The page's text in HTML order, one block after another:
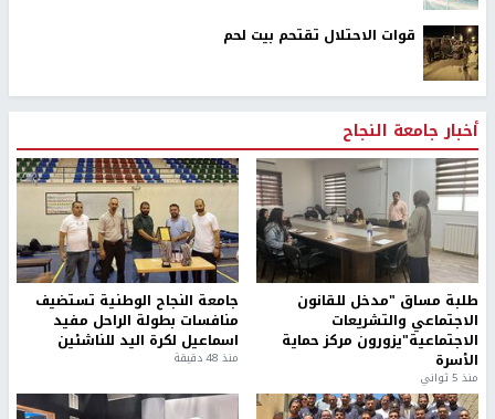
قوات الاحتلال تقتحم بيت لحم
أخبار جامعة النجاح
طلبة مساق "مدخل للقانون
الاجتماعي والتشريعات
الاجتماعية"يزورون مركز حماية
الأسرة
منذ 5 ثواني
جامعة النجاح الوطنية تستضيف
منافسات بطولة الراحل مفيد
اسماعيل لكرة اليد للناشئين
منذ 48 دقيقة